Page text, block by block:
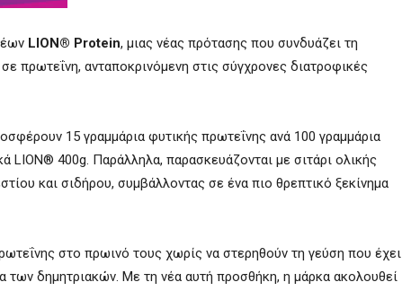
LION® Protein, μιας νέας πρότασης που συνδυάζει τη
πρωτεΐνη, ανταποκρινόμενη στις σύγχρονες διατροφικές
15 γραμμάρια φυτικής πρωτεΐνης ανά 100 γραμμάρια
LION® 400g. Παράλληλα, παρασκευάζονται με σιτάρι ολικής
και σιδήρου, συμβάλλοντας σε ένα πιο θρεπτικό ξεκίνημα
στο πρωινό τους χωρίς να στερηθούν τη γεύση που έχει
των δημητριακών. Με τη νέα αυτή προσθήκη, η μάρκα ακολουθεί